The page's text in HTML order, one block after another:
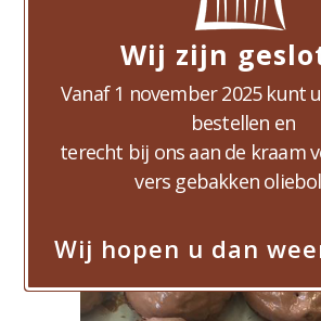
5 Krenten + 5
€ 15,00
Wij zijn
Vanaf 1 november 2025 kunt
bestellen en
terecht bij ons aan de kraam
vers gebakken
Wij hopen u dan